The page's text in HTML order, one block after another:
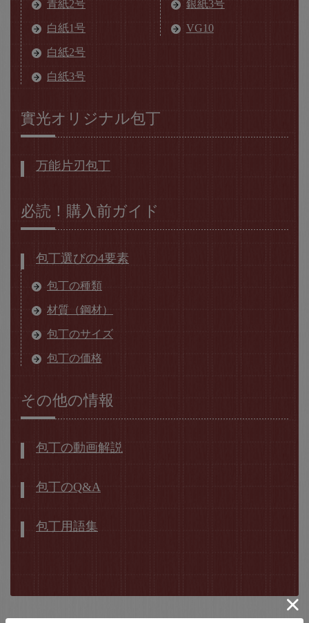
青紙2号
白紙1号
白紙2号
白紙3号
銀紙3号
VG10
實光オリジナル包丁
万能片刃包丁
必読！購入前ガイド
包丁選びの4要素
包丁の種類
材質（鋼材）
包丁のサイズ
包丁の価格
その他の情報
包丁の動画解説
包丁のQ&A
包丁用語集